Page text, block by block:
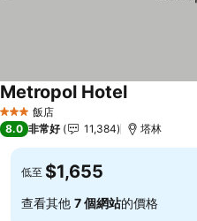
3 星級 飯店
Metropol Hotel查看價格
8.0 非常好 11,384 塔林
低至 $1,655
查看其他 7 個網站的價格